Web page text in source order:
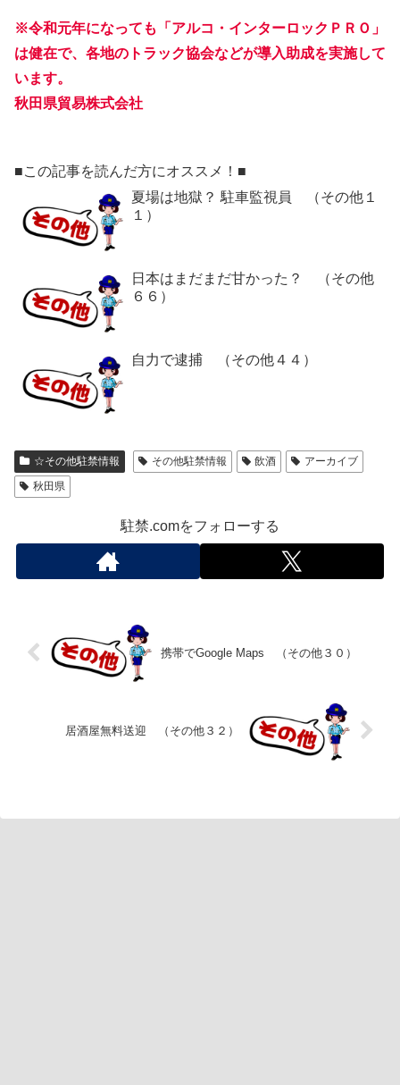
※令和元年になっても「アルコ・インターロックＰＲＯ」
は健在で、各地のトラック協会などが導入助成を実施して
います。
秋田県貿易株式会社
■この記事を読んだ方にオススメ！■
夏場は地獄？ 駐車監視員 （その他１
１）
日本はまだまだ甘かった？ （その他
６６）
自力で逮捕 （その他４４）
☆その他駐禁情報 その他駐禁情報 飲酒
アーカイブ
秋田県
駐禁.comをフォローする
携帯でGoogle Maps （その他３０）
居酒屋無料送迎 （その他３２）